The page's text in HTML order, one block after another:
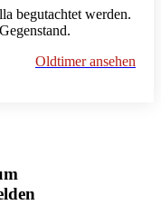
begutachtet werden.
Oldtimer ansehen